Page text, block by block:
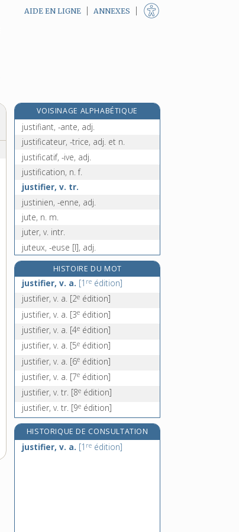
AIDE EN LIGNE ANNEXES
VOISINAGE ALPHABÉTIQUE
justifiable, adj.
justifiant, -ante, adj.
justificateur, -trice, adj. et n.
justificatif, -ive, adj.
justification, n. f.
justifier, v. tr.
justinien, -enne, adj.
jute, n. m.
juter, v. intr.
juteux, -euse [I], adj.
juteux [II], n. m.
juvénat, n. m.
juvenilia, n. m. pl.
juvénilias, n. m. pl.
HISTOIRE DU MOT
justifier, v. a. [1 re édition]
justifier, v. a. [2e édition]
justifier, v. a. [3e édition]
justifier, v. a. [4e édition]
justifier, v. a. [5e édition]
justifier, v. a. [6e édition]
justifier, v. a. [7e édition]
justifier, v. tr. [8e édition]
justifier, v. tr. [9e édition]
HISTORIQUE DE CONSULTATION
justifier, v. a. [1 re édition]